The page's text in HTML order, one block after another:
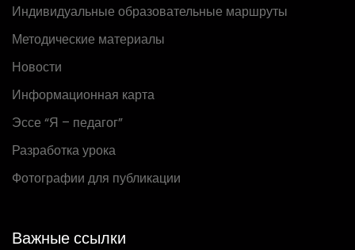
Индивидуальные образовательные маршруты
Методические материалы
Новости
Информационная карта
Эссе “Я – педагог”
Разработка урока
Фотографии для публикации
Важные ссылки